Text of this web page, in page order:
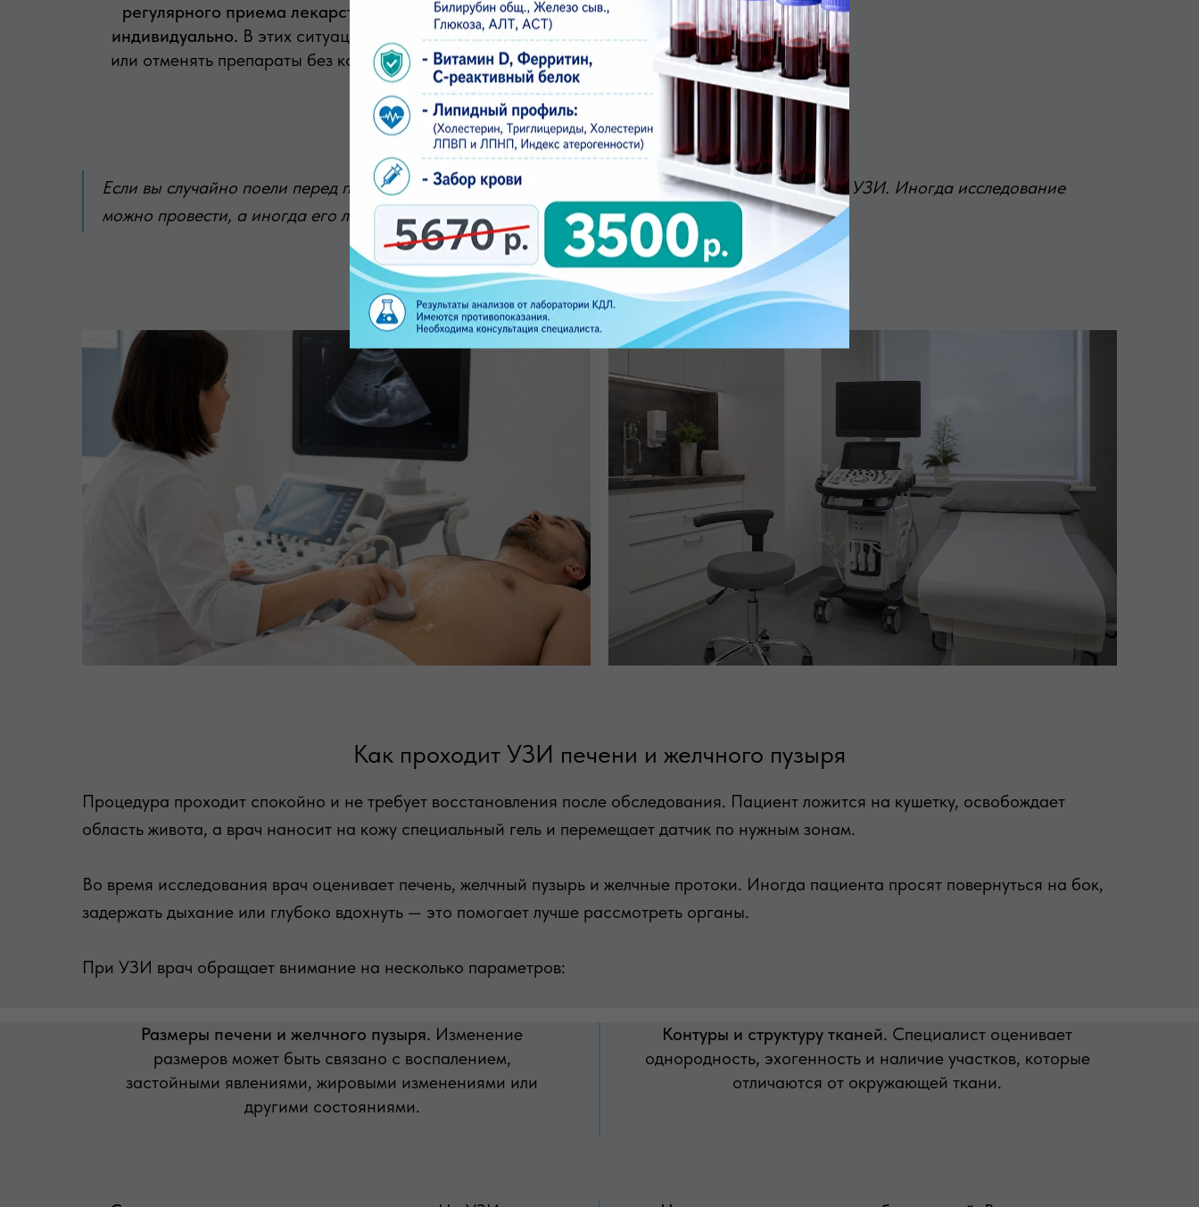
регулярного приема лекарств подготовку согласуют
индивидуально. В этих ситуациях нельзя долго голодать
или отменять препараты без консультации специалиста.
Если вы случайно поели перед процедурой, лучше сообщить об этом администратору или врачу УЗИ. Иногда исследование
можно провести, а иногда его лучше перенести, чтобы результат был более информативным.
Как проходит УЗИ печени и желчного пузыря
Процедура проходит спокойно и не требует восстановления после обследования. Пациент ложится на кушетку, освобождает
область живота, а врач наносит на кожу специальный гель и перемещает датчик по нужным зонам.
Во время исследования врач оценивает печень, желчный пузырь и желчные протоки. Иногда пациента просят повернуться на бок,
задержать дыхание или глубоко вдохнуть — это помогает лучше рассмотреть органы.
При УЗИ врач обращает внимание на несколько параметров:
Размеры печени и желчного пузыря. Изменение
размеров может быть связано с воспалением,
застойными явлениями, жировыми изменениями или
другими состояниями.
Контуры и структуру тканей. Специалист оценивает
однородность, эхогенность и наличие участков, которые
отличаются от окружающей ткани.